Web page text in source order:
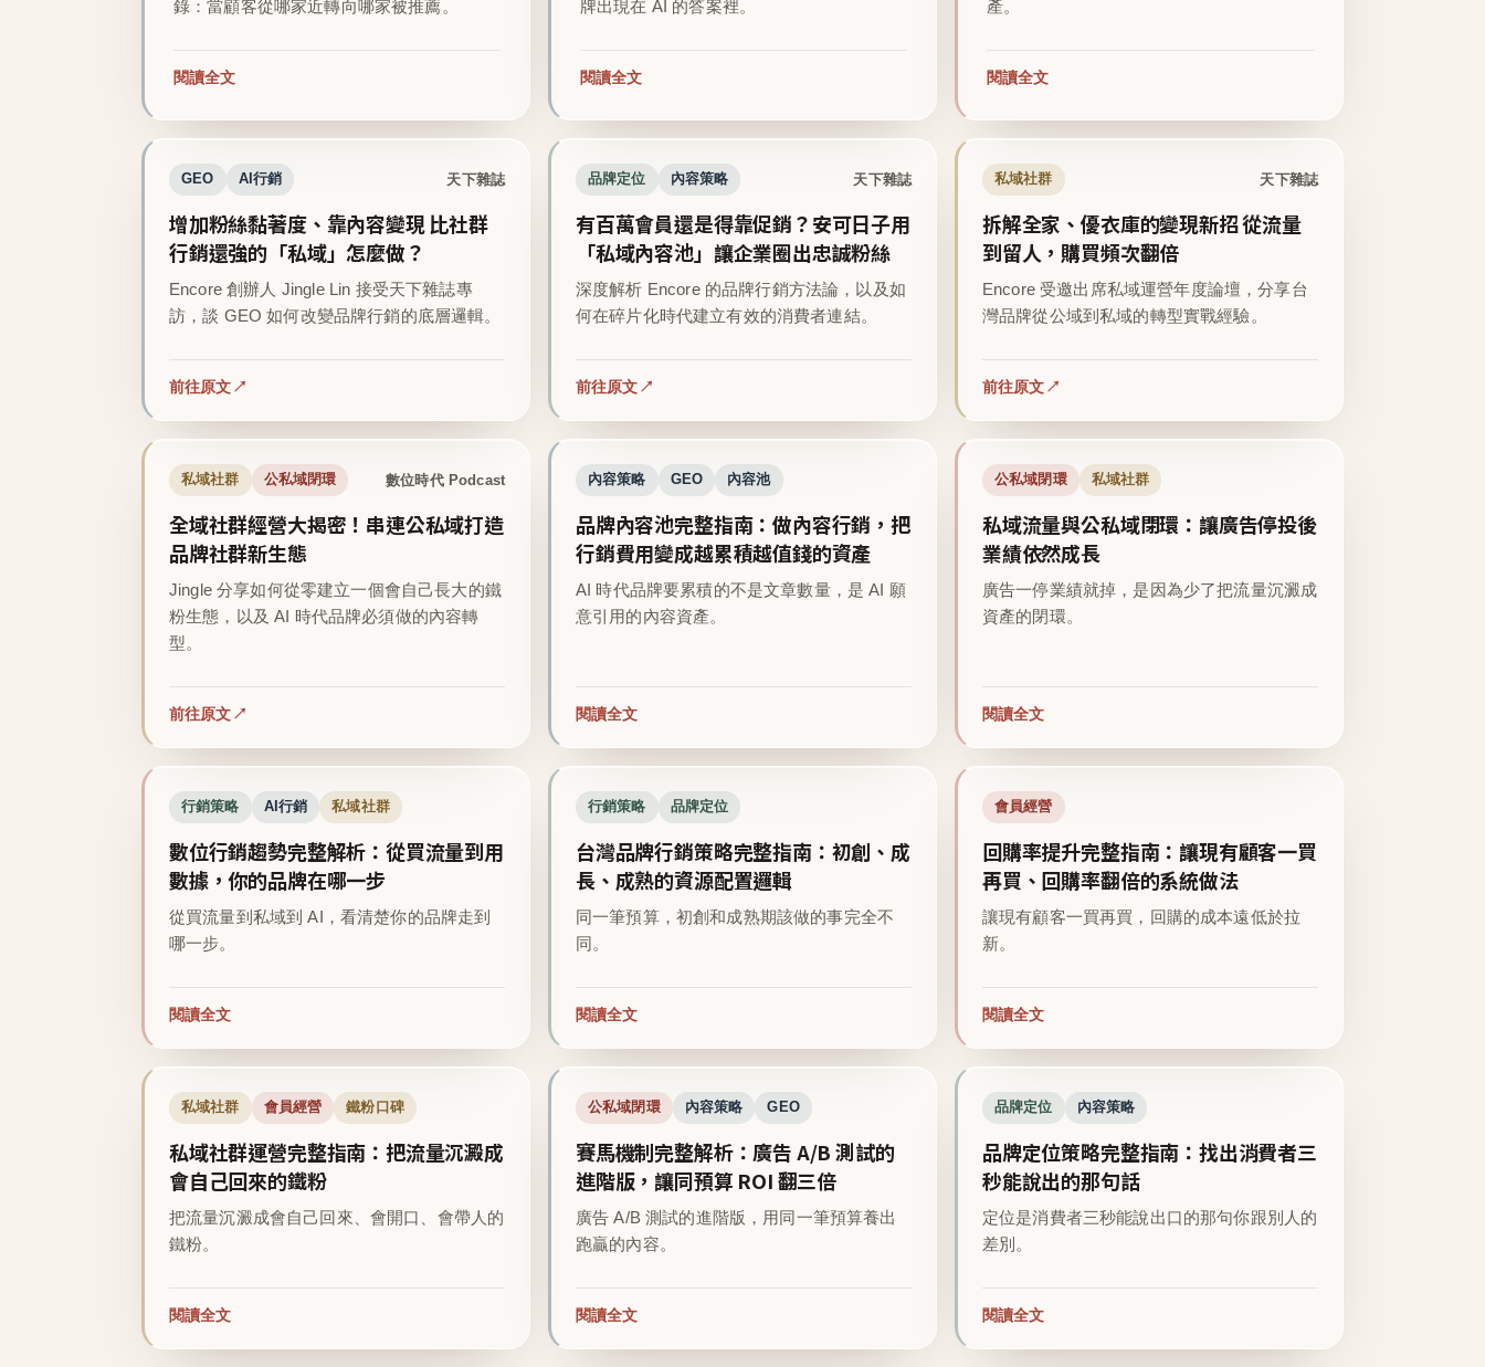
錄：當顧客從哪家近轉向哪家被推薦。
閱讀全文
牌出現在 AI 的答案裡。
閱讀全文
產。
閱讀全文
GEO AI行銷 天下雜誌
增加粉絲黏著度、靠內容變現 比社群
行銷還強的「私域」怎麼做？
Encore 創辦人 Jingle Lin 接受天下雜誌專
訪，談 GEO 如何改變品牌行銷的底層邏輯。
前往原文
品牌定位 內容策略 天下雜誌
有百萬會員還是得靠促銷？安可日子用
「私域內容池」讓企業圈出忠誠粉絲
深度解析 Encore 的品牌行銷方法論，以及如
何在碎片化時代建立有效的消費者連結。
前往原文
私域社群 天下雜誌
拆解全家、優衣庫的變現新招 從流量
到留人，購買頻次翻倍
Encore 受邀出席私域運營年度論壇，分享台
灣品牌從公域到私域的轉型實戰經驗。
前往原文
私域社群 公私域閉環 數位時代 Podcast
全域社群經營大揭密！串連公私域打造
品牌社群新生態
Jingle 分享如何從零建立一個會自己長大的鐵
粉生態，以及 AI 時代品牌必須做的內容轉
型。
前往原文
內容策略 GEO 內容池
品牌內容池完整指南：做內容行銷，把
行銷費用變成越累積越值錢的資產
AI 時代品牌要累積的不是文章數量，是 AI 願
意引用的內容資產。
閱讀全文
公私域閉環 私域社群
私域流量與公私域閉環：讓廣告停投後
業績依然成長
廣告一停業績就掉，是因為少了把流量沉澱成
資產的閉環。
閱讀全文
行銷策略 AI行銷 私域社群
數位行銷趨勢完整解析：從買流量到用
數據，你的品牌在哪一步
從買流量到私域到 AI，看清楚你的品牌走到
哪一步。
閱讀全文
行銷策略 品牌定位
台灣品牌行銷策略完整指南：初創、成
長、成熟的資源配置邏輯
同一筆預算，初創和成熟期該做的事完全不
同。
閱讀全文
會員經營
回購率提升完整指南：讓現有顧客一買
再買、回購率翻倍的系統做法
讓現有顧客一買再買，回購的成本遠低於拉
新。
閱讀全文
私域社群 會員經營 鐵粉口碑
私域社群運營完整指南：把流量沉澱成
會自己回來的鐵粉
把流量沉澱成會自己回來、會開口、會帶人的
鐵粉。
閱讀全文
公私域閉環 內容策略 GEO
賽馬機制完整解析：廣告 A/B 測試的
進階版，讓同預算 ROI 翻三倍
廣告 A/B 測試的進階版，用同一筆預算養出
跑贏的內容。
閱讀全文
品牌定位 內容策略
品牌定位策略完整指南：找出消費者三
秒能說出的那句話
定位是消費者三秒能說出口的那句你跟別人的
差別。
閱讀全文